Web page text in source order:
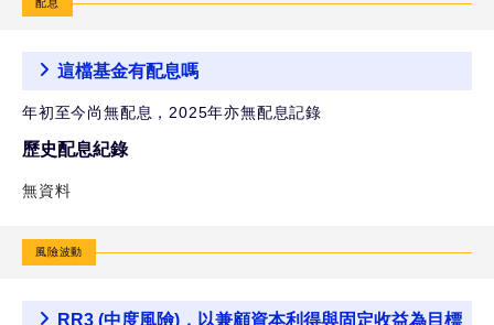
投
資
債
券
配息
這檔基金有配息嗎
年初至今尚無配息，2025年亦無配息記錄
歷史配息紀錄
無資料
風險波動
RR3 (中度風險)，以兼顧資本利得與固定收益為目標